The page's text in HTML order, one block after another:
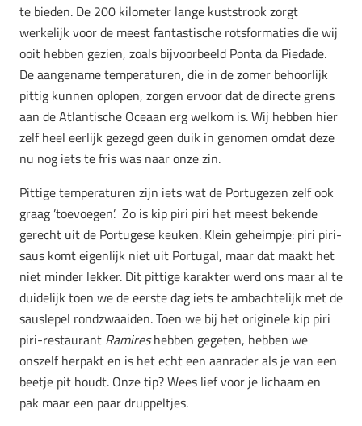
te bieden. De 200 kilometer lange kuststrook zorgt
werkelijk voor de meest fantastische rotsformaties die wij
ooit hebben gezien, zoals bijvoorbeeld Ponta da Piedade.
De aangename temperaturen, die in de zomer behoorlijk
pittig kunnen oplopen, zorgen ervoor dat de directe grens
aan de Atlantische Oceaan erg welkom is. Wij hebben hier
zelf heel eerlijk gezegd geen duik in genomen omdat deze
nu nog iets te fris was naar onze zin.
Pittige temperaturen zijn iets wat de Portugezen zelf ook
graag ’toevoegen’. Zo is kip piri piri het meest bekende
gerecht uit de Portugese keuken. Klein geheimpje: piri piri-
saus komt eigenlijk niet uit Portugal, maar dat maakt het
niet minder lekker. Dit pittige karakter werd ons maar al te
duidelijk toen we de eerste dag iets te ambachtelijk met de
sauslepel rondzwaaiden. Toen we bij het originele kip piri
piri-restaurant Ramireshebben gegeten, hebben we
onszelf herpakt en is het echt een aanrader als je van een
beetje pit houdt. Onze tip? Wees lief voor je lichaam en
pak maar een paar druppeltjes.